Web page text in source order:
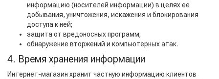
информацию (носителей информации) в целях ее
добывания, уничтожения, искажения и блокирования
доступа к ней;
защита от вредоносных программ;
обнаружение вторжений и компьютерных атак.
4. Время хранения информации
Интернет-магазин хранит частную информацию клиентов